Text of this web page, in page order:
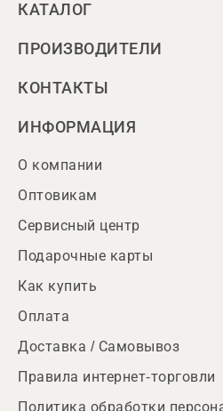
КАТАЛОГ
ПРОИЗВОДИТЕЛИ
КОНТАКТЫ
ИНФОРМАЦИЯ
О компании
Оптовикам
Сервисный центр
Подарочные карты
Как купить
Оплата
Доставка / Самовывоз
Правила интернет-торговли
Политика обработки